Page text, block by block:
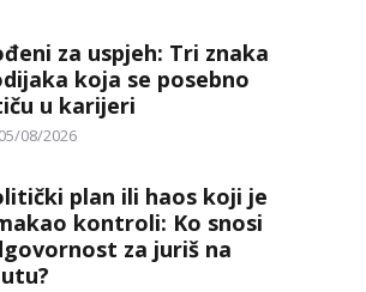
za uspjeh: Tri znaka
koja se posebno
u karijeri
Posted
05/08/2026
plan ili haos koji je
kontroli: Ko snosi
za juriš na